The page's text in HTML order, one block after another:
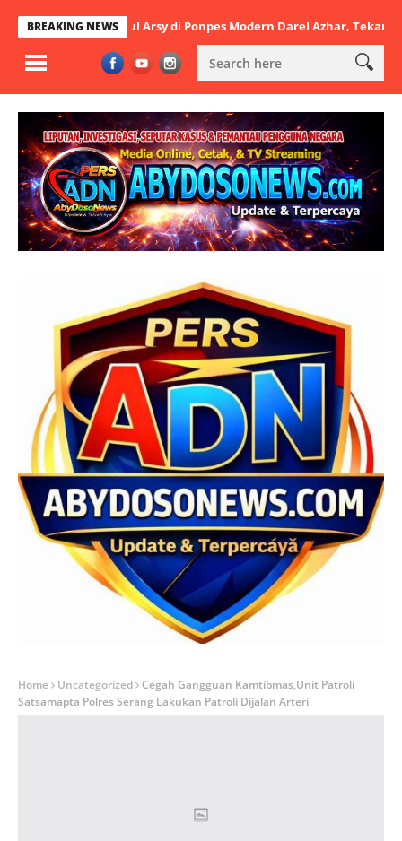
BREAKING NEWS
Arsy di Ponpes Modern Darel Azhar, Tekankan
Home Uncategorized Cegah Gangguan Kamtibmas,Unit Patroli
Satsamapta Polres Serang Lakukan Patroli Dijalan Arteri